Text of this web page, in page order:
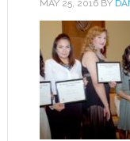
MAY 25, 2016BY